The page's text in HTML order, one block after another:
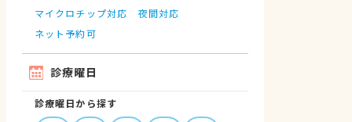
マイクロチップ対応
夜間対応
ネット予約可
診療曜日
診療曜日から探す